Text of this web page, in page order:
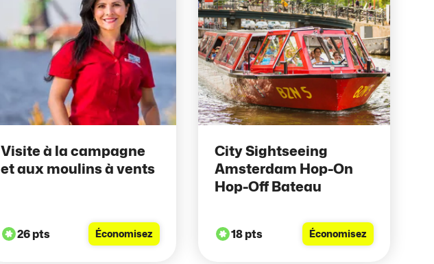
Visite à la campagne
et aux moulins à vents
26 pts Économisez
City Sightseeing
Amsterdam Hop-On
Hop-Off Bateau
18 pts Économisez